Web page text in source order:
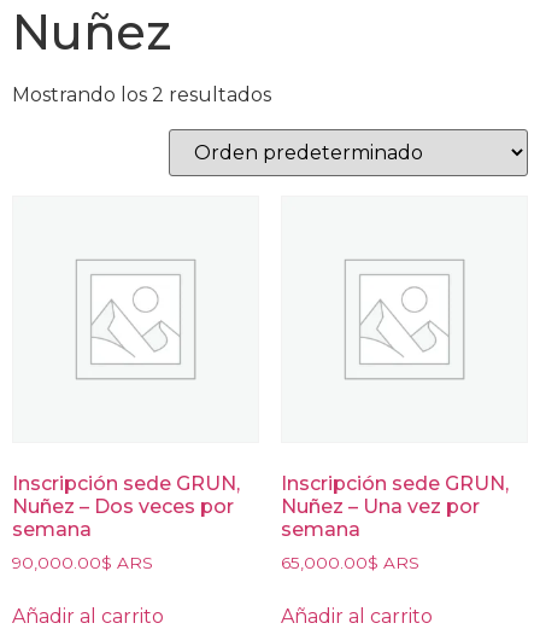
Nuñez
Mostrando los 2 resultados
Inscripción sede GRUN,
Nuñez – Dos veces por
semana
90,000.00$ ARS
Añadir al carrito
Inscripción sede GRUN,
Nuñez – Una vez por
semana
65,000.00$ ARS
Añadir al carrito